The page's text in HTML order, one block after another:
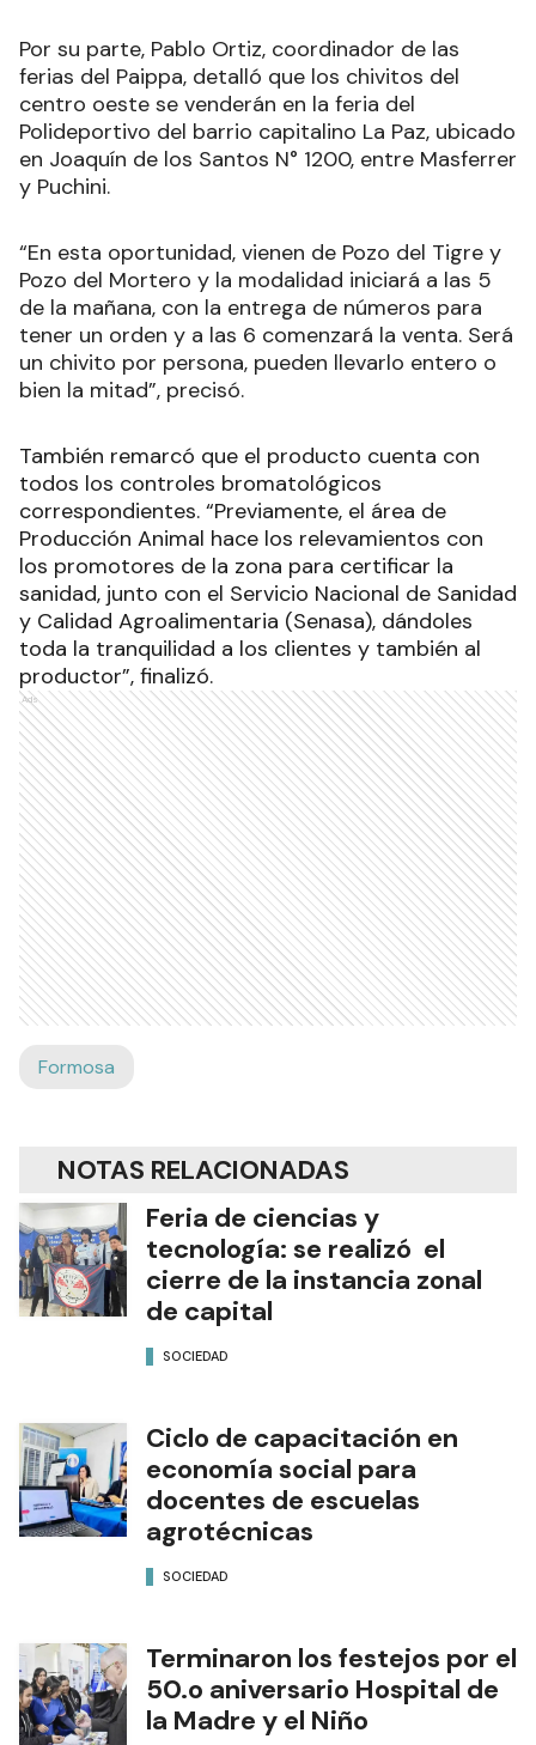
Por su parte, Pablo Ortiz, coordinador de las
ferias del Paippa, detalló que los chivitos del
centro oeste se venderán en la feria del
Polideportivo del barrio capitalino La Paz, ubicado
en Joaquín de los Santos N° 1200, entre Masferrer
y Puchini.
“En esta oportunidad, vienen de Pozo del Tigre y
Pozo del Mortero y la modalidad iniciará a las 5
de la mañana, con la entrega de números para
tener un orden y a las 6 comenzará la venta. Será
un chivito por persona, pueden llevarlo entero o
bien la mitad”, precisó.
También remarcó que el producto cuenta con
todos los controles bromatológicos
correspondientes. “Previamente, el área de
Producción Animal hace los relevamientos con
los promotores de la zona para certificar la
sanidad, junto con el Servicio Nacional de Sanidad
y Calidad Agroalimentaria (Senasa), dándoles
toda la tranquilidad a los clientes y también al
productor”, finalizó.
Ads
Formosa
NOTAS RELACIONADAS
Feria de ciencias y
tecnología: se realizó el
cierre de la instancia zonal
de capital
SOCIEDAD
Ciclo de capacitación en
economía social para
docentes de escuelas
agrotécnicas
SOCIEDAD
Terminaron los festejos por el
50.o aniversario Hospital de
la Madre y el Niño